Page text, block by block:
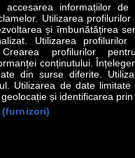
TECH MEET THE CEO
Servicii
accesarea informațiilor
Utilizarea
și îmbunătățirea
Utilizarea
Crearea profilurilor
conținutului.
din surse diferite.
Utilizarea de date limitate
și identificarea